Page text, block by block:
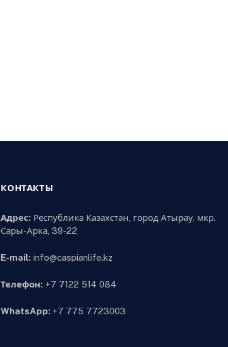
КОНТАКТЫ
Адрес: Республика Казахстан, город Атырау, мкр.
Сары-Арка, 39-22
E-mail: info@caspianlife.kz
Телефон: +7 7122 514 084
WhatsApp: +7 775 7723003